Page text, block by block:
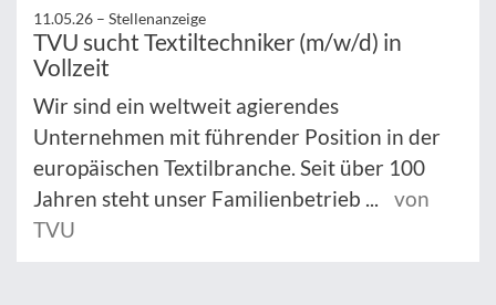
11.05.26 – Stellenanzeige
TVU sucht Textiltechniker (m/w/d) in
Vollzeit
Wir sind ein weltweit agierendes
Unternehmen mit führender Position in der
europäischen Textilbranche. Seit über 100
Jahren steht unser Familienbetrieb ...
von
TVU